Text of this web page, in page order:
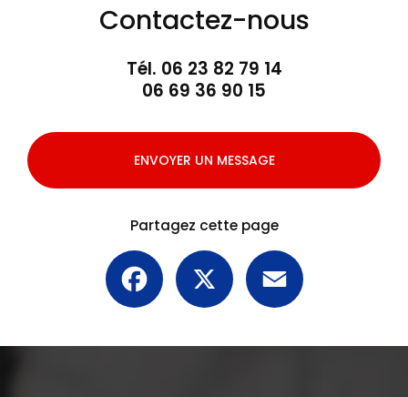
Contactez-nous
Tél. 06 23 82 79 14
06 69 36 90 15
ENVOYER UN MESSAGE
Partagez cette page
Facebook